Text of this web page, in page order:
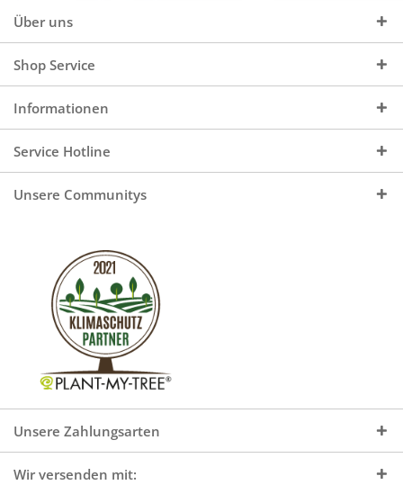
Über uns
Shop Service
Informationen
Service Hotline
Unsere Communitys
Unsere Zahlungsarten
Wir versenden mit: